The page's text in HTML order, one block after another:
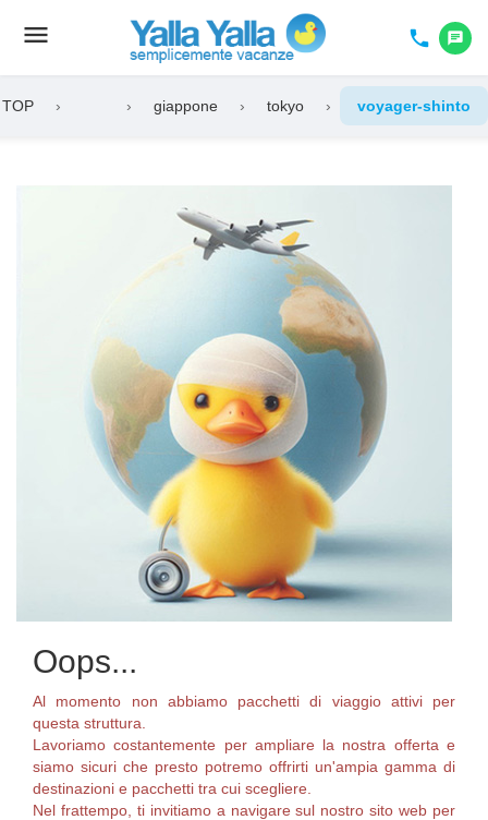
Toggle
menu phone chat
› › giappone › tokyo › voyager-shinto
Oops...
Al momento non abbiamo pacchetti di viaggio attivi per
questa struttura.
Lavoriamo costantemente per ampliare la nostra offerta e
siamo sicuri che presto potremo offrirti un'ampia gamma di
destinazioni e pacchetti tra cui scegliere.
Nel frattempo, ti invitiamo a navigare sul nostro sito web per